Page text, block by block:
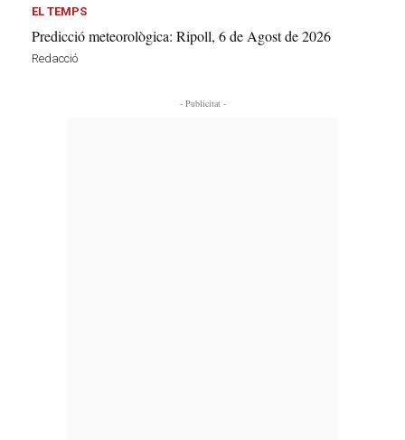
EL TEMPS
Predicció meteorològica: Ripoll, 6 de Agost de 2026
Redacció
- Publicitat -